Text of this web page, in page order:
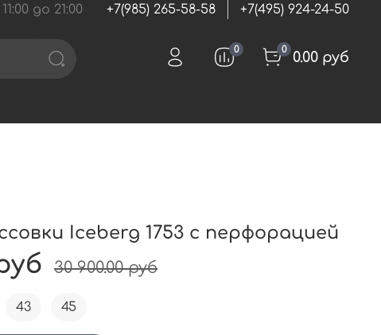
до 21:00 +7(985) 265-58-58 +7(495) 924-24-50
0 0 0.00 руб
Iceberg 1753 с перфорацией
30 900.00 руб
43 45